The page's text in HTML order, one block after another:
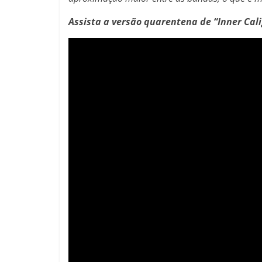
Assista a versão quarentena de “Inner